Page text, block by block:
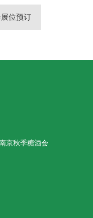
位预订
京秋季糖酒会